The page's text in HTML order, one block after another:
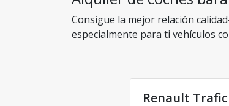
Consigue la mejor relación
especialmente para ti vehículos
Renault